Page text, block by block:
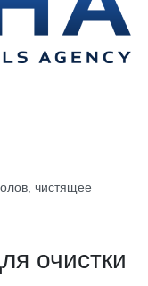
чистящее
очистки